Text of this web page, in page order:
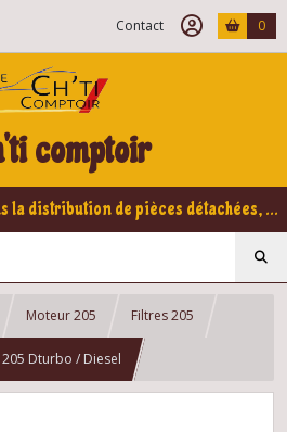
Contact 0
comptoir
Entreprise spécialisée dans la distribution de pièces détachées, refabrication pour voitures Yountimers Peugeot 205 GTI, 309 GTI - GTI16
Moteur 205 Filtres 205
205 Dturbo / Diesel